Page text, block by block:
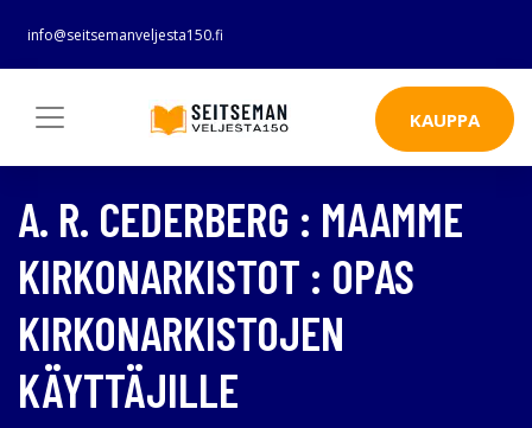
info@seitsemanveljesta150.fi
KAUPPA
A. R. CEDERBERG : MAAMME
KIRKONARKISTOT : OPAS
KIRKONARKISTOJEN
KÄYTTÄJILLE